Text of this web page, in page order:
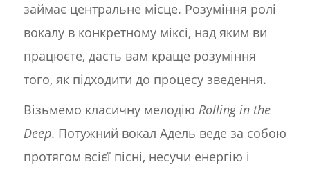
займає центральне місце. Розуміння ролі
вокалу в конкретному міксі, над яким ви
працюєте, дасть вам краще розуміння
того, як підходити до процесу зведення.
Візьмемо класичну мелодію Rolling in the
Deep. Потужний вокал Адель веде за собою
протягом всієї пісні, несучи енергію і